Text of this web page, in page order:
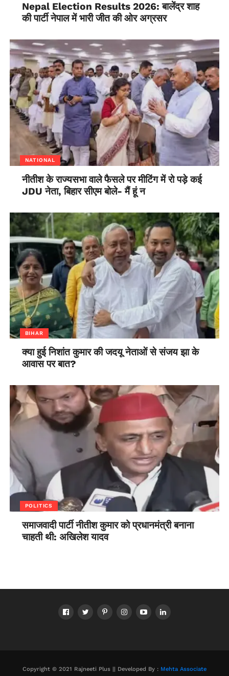
Nepal Election Results 2026: बालेंद्र शाह
की पार्टी नेपाल में भारी जीत की ओर अग्रसर
NATIONAL
नीतीश के राज्यसभा वाले फैसले पर मीटिंग में रो पड़े कई
JDU नेता, बिहार सीएम बोले- मैं हूं न
BIHAR
क्या हुई निशांत कुमार की जदयू नेताओं से संजय झा के
आवास पर बात?
POLITICS
समाजवादी पार्टी नीतीश कुमार को प्रधानमंत्री बनाना
चाहती थी: अखिलेश यादव
Copyright © 2021 Rajneeti Plus || Developed By : Mehta Associate